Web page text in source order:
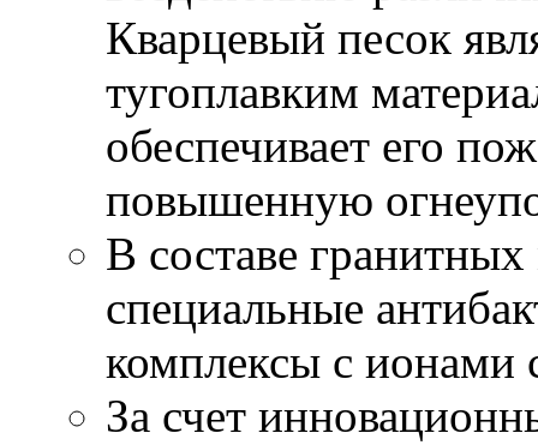
Кварцевый песок
тугоплавким
обеспечивает его
повышенную
В составе
специальные
комплексы с ионами
За счет